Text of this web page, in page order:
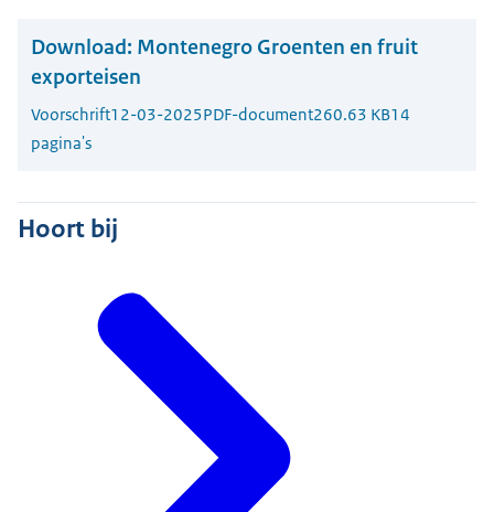
Download: Montenegro Groenten en fruit
exporteisen
Voorschrift12-03-2025PDF-document260.63 KB14
pagina's
Hoort bij